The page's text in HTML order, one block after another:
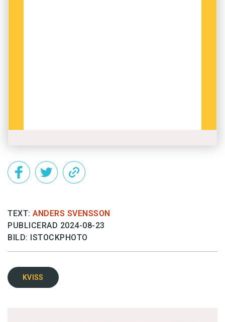
TEXT: ANDERS SVENSSON
PUBLICERAD 2024-08-23
BILD: ISTOCKPHOTO
KVISS